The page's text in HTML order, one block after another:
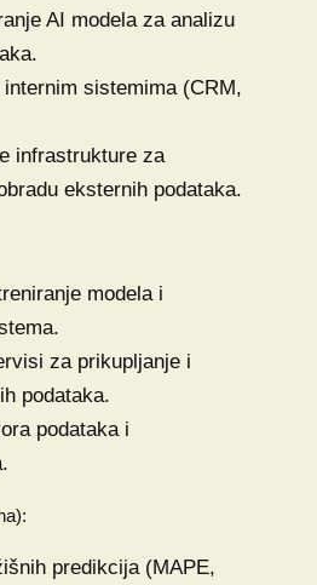
AI modela za analizu
sistemima (CRM,
infrastrukture za
eksternih podataka.
modela i
za prikupljanje i
podataka.
podataka i
predikcija (MAPE,